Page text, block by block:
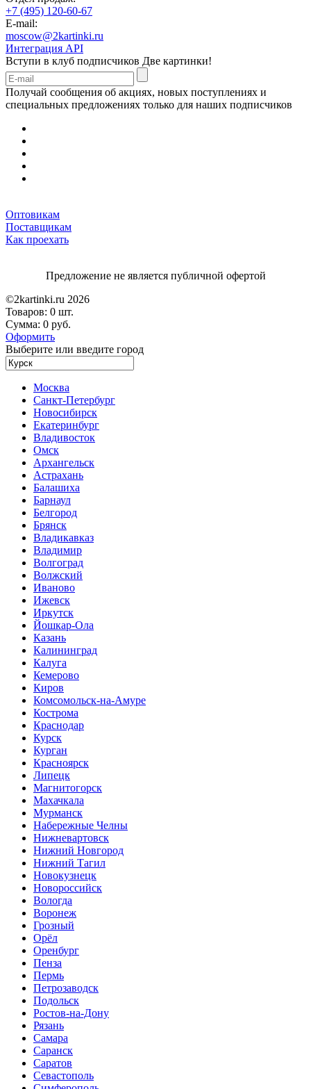
+7 (495) 120-60-67
E-mail:
moscow@2kartinki.ru
Интеграция API
Вступи в клуб подписчиков Две картинки!
Получай сообщения об акциях, новых поступлениях и
специальных предложениях только для наших подписчиков
Оптовикам
Поставщикам
Как проехать
Предложение не является публичной офертой
©2kartinki.ru 2026
Товаров: 0 шт.
Сумма: 0 руб.
Оформить
Выберите или введите город
Москва
Санкт-Петербург
Новосибирск
Екатеринбург
Владивосток
Омск
Архангельск
Астрахань
Балашиха
Барнаул
Белгород
Брянск
Владикавказ
Владимир
Волгоград
Волжский
Иваново
Ижевск
Иркутск
Йошкар-Ола
Казань
Калининград
Калуга
Кемерово
Киров
Комсомольск-на-Амуре
Кострома
Краснодар
Курск
Курган
Красноярск
Липецк
Магнитогорск
Махачкала
Мурманск
Набережные Челны
Нижневартовск
Нижний Новгород
Нижний Тагил
Новокузнецк
Новороссийск
Вологда
Воронеж
Грозный
Орёл
Оренбург
Пенза
Пермь
Петрозаводск
Подольск
Ростов-на-Дону
Рязань
Самара
Саранск
Саратов
Севастополь